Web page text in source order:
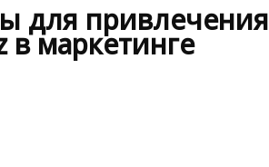
для привлечения
маркетинге